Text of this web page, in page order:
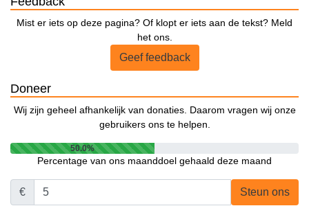
Mist er iets op deze pagina? Of klopt er iets aan de tekst? Meld
het ons.
Geef feedback
Doneer
Wij zijn geheel afhankelijk van donaties. Daarom vragen wij onze
gebruikers ons te helpen.
50.0%
Percentage van ons maanddoel gehaald deze maand
€ Steun ons